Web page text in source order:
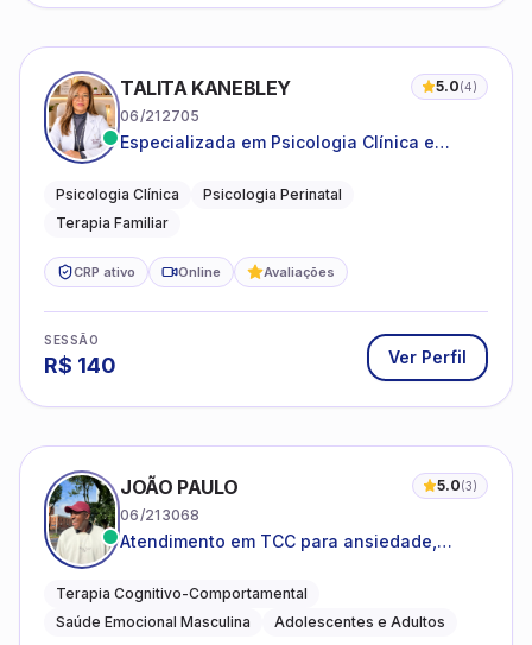
TALITA KANEBLEY 5.0(4)
06/212705
Especializada em Psicologia Clínica e
famílias
Psicologia Clínica
Psicologia Perinatal
Terapia Familiar
CRP ativo Online Avaliações
SESSÃO
R$ 140 Ver Perfil
JOÃO PAULO 5.0(3)
06/213068
Atendimento em TCC para ansiedade,
emocional
Terapia Cognitivo-Comportamental
Saúde Emocional Masculina
Adolescentes e Adultos